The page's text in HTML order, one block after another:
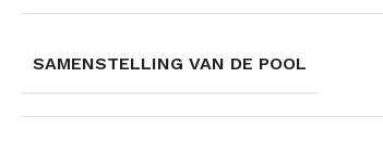
SAMENSTELLING VAN DE POOL